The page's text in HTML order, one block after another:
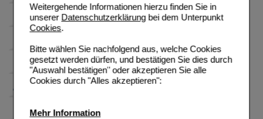
Weitergehende Informationen hierzu finden Sie in
unserer Datenschutzerklärungbei dem Unterpunkt
Cookies.
Bitte wählen Sie nachfolgend aus, welche Cookies
gesetzt werden dürfen, und bestätigen Sie dies durch
"Auswahl bestätigen" oder akzeptieren Sie alle
Cookies durch "Alles akzeptieren":
Mehr Information